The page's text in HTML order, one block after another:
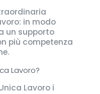
in modo
un supporto
più competenza
Lavoro?
Lavoro i